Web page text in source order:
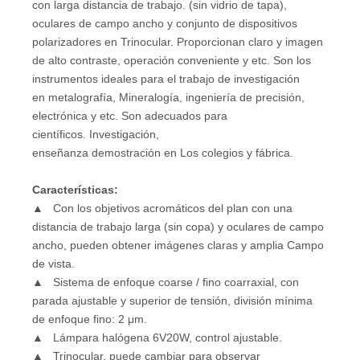
con larga distancia de trabajo. (sin vidrio de tapa),
oculares de campo ancho y conjunto de dispositivos
polarizadores en Trinocular. Proporcionan claro y imagen
de alto contraste, operación conveniente y etc. Son los
instrumentos ideales para el trabajo de investigación
en metalografía, Mineralogía, ingeniería de precisión,
electrónica y etc. Son adecuados para
científicos. Investigación,
enseñanza demostración en Los colegios y fábrica.
Características:
▲ Con los objetivos acromáticos del plan con una
distancia de trabajo larga (sin copa) y oculares de campo
ancho, pueden obtener imágenes claras y amplia Campo
de vista.
▲ Sistema de enfoque coarse / fino coarraxial, con
parada ajustable y superior de tensión, división mínima
de enfoque fino: 2 μm.
▲ Lámpara halógena 6V20W, control ajustable.
▲ Trinocular, puede cambiar para observar